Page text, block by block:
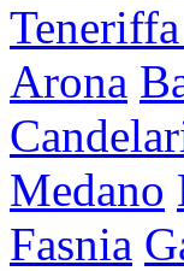
Arona
Medano
Fasnia